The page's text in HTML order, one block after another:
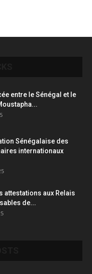
entre le Sénégal et le
Sénégalaise des
internationaux
attestations aux Relais
de...